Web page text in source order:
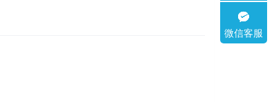
微信客服